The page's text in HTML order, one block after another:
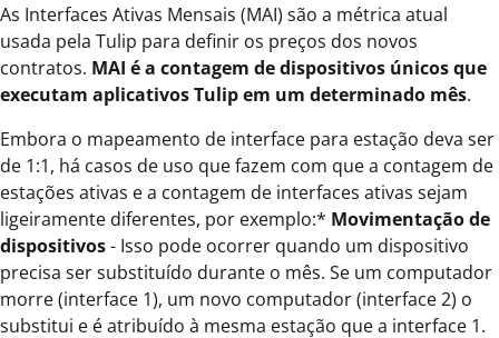
As Interfaces Ativas Mensais (MAI) são a métrica atual
usada pela Tulip para definir os preços dos novos
contratos. MAI é a contagem de dispositivos únicos que
executam aplicativos Tulip em um determinado mês.
Embora o mapeamento de interface para estação deva ser
de 1:1, há casos de uso que fazem com que a contagem de
estações ativas e a contagem de interfaces ativas sejam
ligeiramente diferentes, por exemplo:* Movimentação de
dispositivos- Isso pode ocorrer quando um dispositivo
precisa ser substituído durante o mês. Se um computador
morre (interface 1), um novo computador (interface 2) o
substitui e é atribuído à mesma estação que a interface 1.